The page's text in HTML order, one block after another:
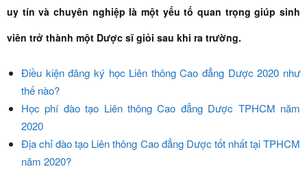
uy tín và chuyên nghiệp là một yếu tố quan trọng giúp sinh
viên trở thành một Dược sĩ giỏi sau khi ra trường.
Điều kiện đăng ký học Liên thông Cao đẳng Dược 2020 như
thế nào?
Học phí đào tạo Liên thông Cao đẳng Dược TPHCM năm
2020
Địa chỉ đào tạo Liên thông Cao đẳng Dược tốt nhất tại TPHCM
năm 2020?